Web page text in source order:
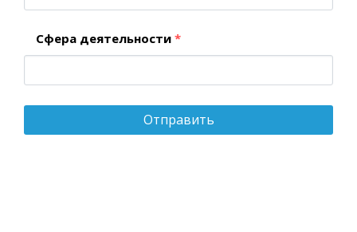
Сфера деятельности *